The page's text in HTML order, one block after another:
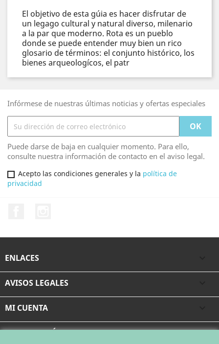
El objetivo de esta gúia es hacer disfrutar de
un legago cultural y natural diverso, milenario
a la par que moderno. Rota es un pueblo
donde se puede entender muy bien un rico
glosario de términos: el conjunto histórico, los
bienes arqueologícos, el patr
Infórmese de nuestras últimas noticias y ofertas especiales
Puede darse de baja en cualquier momento. Para ello,
consulte nuestra información de contacto en el aviso legal.
Acepto las condiciones generales y la política de
privacidad
ENLACES
AVISOS LEGALES
MI CUENTA
INFORMACIÓN DE LA TIENDA